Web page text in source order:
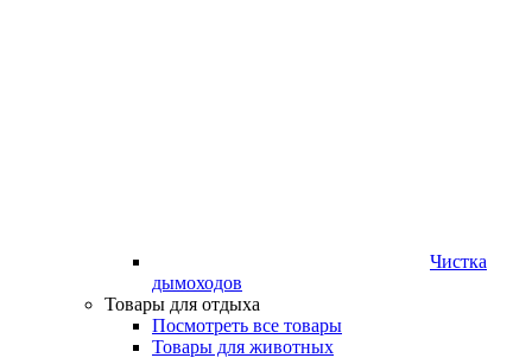
Чистка
дымоходов
Товары для отдыха
Посмотреть все товары
Товары для животных